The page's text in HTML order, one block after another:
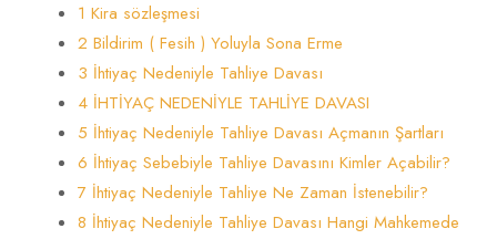
1 Kira sözleşmesi
2 Bildirim ( Fesih ) Yoluyla Sona Erme
3 İhtiyaç Nedeniyle Tahliye Davası
4 İHTİYAÇ NEDENİYLE TAHLİYE DAVASI
5 İhtiyaç Nedeniyle Tahliye Davası Açmanın Şartları
6 İhtiyaç Sebebiyle Tahliye Davasını Kimler Açabilir?
7 İhtiyaç Nedeniyle Tahliye Ne Zaman İstenebilir?
8 İhtiyaç Nedeniyle Tahliye Davası Hangi Mahkemede